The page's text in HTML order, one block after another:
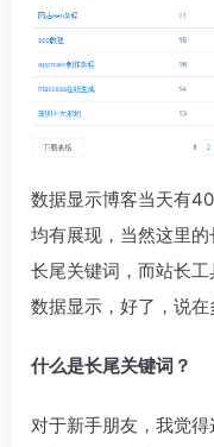
数据显示博客当天有
均有展现，当然这里
长尾关键词，而站长
数据显示，好了，说在
什么是长尾关键词？
对于新手朋友，我觉